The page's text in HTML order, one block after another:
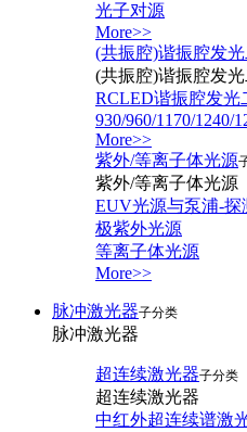
光子对源
More>>
(共振腔)谐振腔发
(共振腔)谐振腔发
RCLED谐振腔发光
930/960/1170/1240/
More>>
紫外/等离子体光源
紫外/等离子体光源
EUV光源与泵浦-探
极紫外光源
等离子体光源
More>>
脉冲激光器子分类
脉冲激光器
超连续激光器子分类
超连续激光器
中红外超连续谱激